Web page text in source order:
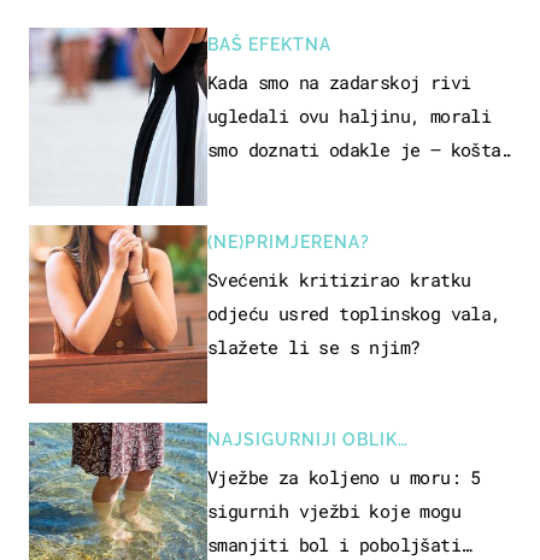
BAŠ EFEKTNA
Kada smo na zadarskoj rivi
ugledali ovu haljinu, morali
smo doznati odakle je – košta
(NE)PRIMJERENA?
Svećenik kritizirao kratku
odjeću usred toplinskog vala,
slažete li se s njim?
NAJSIGURNIJI OBLIK
REKREACIJE
Vježbe za koljeno u moru: 5
sigurnih vježbi koje mogu
smanjiti bol i poboljšati